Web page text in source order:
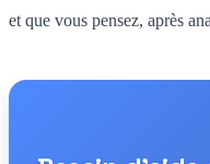
et que vous pensez, après